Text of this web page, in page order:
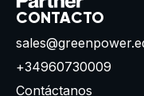
CONTACTO
+34960730009
Contáctanos